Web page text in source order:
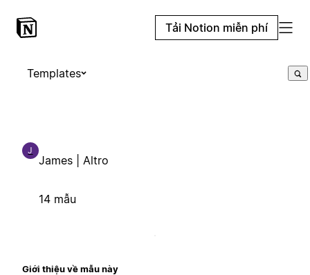
Tải Notion miễn phí
Templates
J
James | Altro
14 mẫu
Giới thiệu về mẫu này